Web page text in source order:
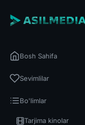
Bosh Sahifa
Sevimlilar
Bo'limlar
Tarjima kinolar